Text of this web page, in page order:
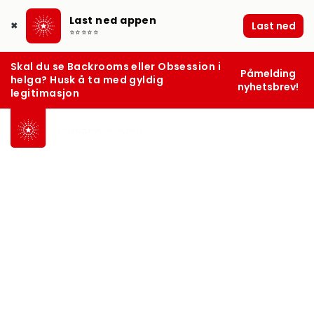
✖ Last ned appen
⭐⭐⭐⭐⭐ Last ned
Skal du se Backrooms eller Obsession i
helga? Husk å ta med gyldig
legitimasjon
Påmelding
nyhetsbrev!